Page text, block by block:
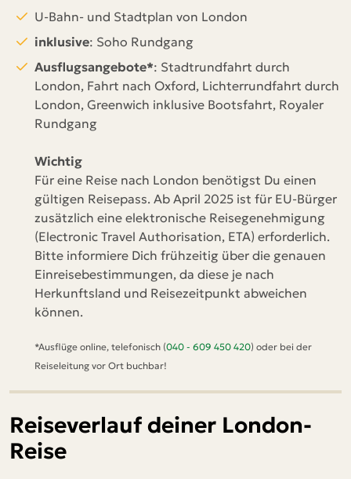
U-Bahn- und Stadtplan von London
inklusive: Soho Rundgang
Ausflugsangebote*: Stadtrundfahrt durch
London, Fahrt nach Oxford, Lichterrundfahrt durch
London, Greenwich inklusive Bootsfahrt, Royaler
Rundgang
Wichtig
Für eine Reise nach London benötigst Du einen
gültigen Reisepass. Ab April 2025 ist für EU-Bürger
zusätzlich eine elektronische Reisegenehmigung
(Electronic Travel Authorisation, ETA) erforderlich.
Bitte informiere Dich frühzeitig über die genauen
Einreisebestimmungen, da diese je nach
Herkunftsland und Reisezeitpunkt abweichen
können.
*Ausflüge online, telefonisch (040 - 609 450 420) oder bei der
Reiseleitung vor Ort buchbar!
Reiseverlauf deiner London-
Reise